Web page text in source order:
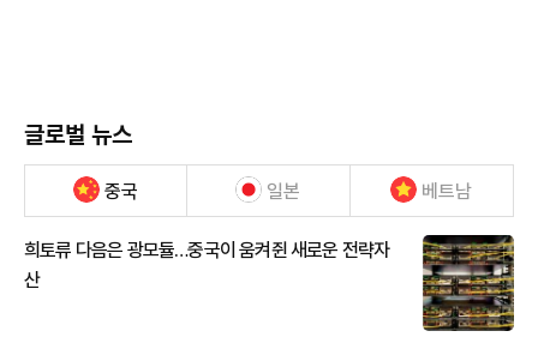
글로벌 뉴스
중국 일본 베트남
희토류 다음은 광모듈…중국이 움켜쥔 새로운 전략자
산